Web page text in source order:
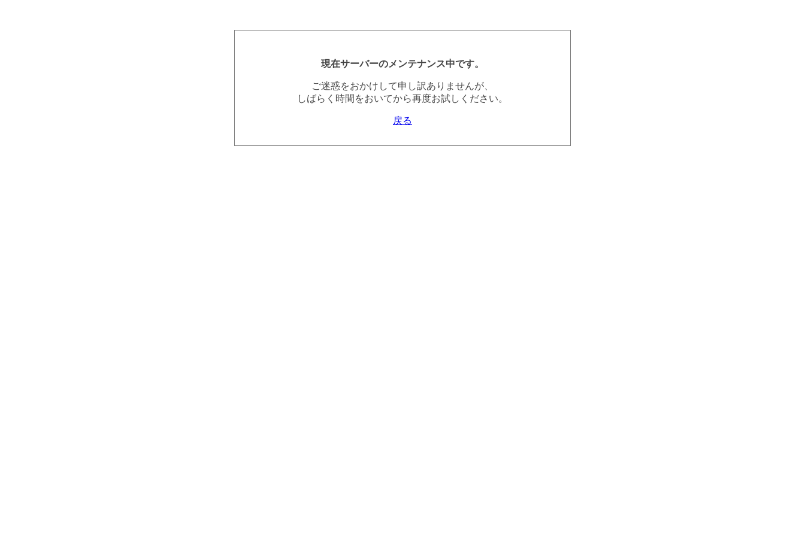
現在サーバーのメンテナンス中です。
ご迷惑をおかけして申し訳ありませんが、
しばらく時間をおいてから再度お試しください。
戻る